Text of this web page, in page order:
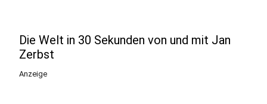
Die Welt in 30 Sekunden von und mit Jan
Zerbst
Anzeige